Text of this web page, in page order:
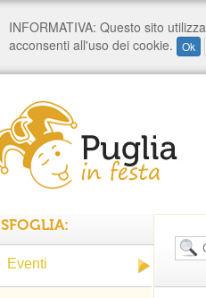
SFOGLIA:
Eventi